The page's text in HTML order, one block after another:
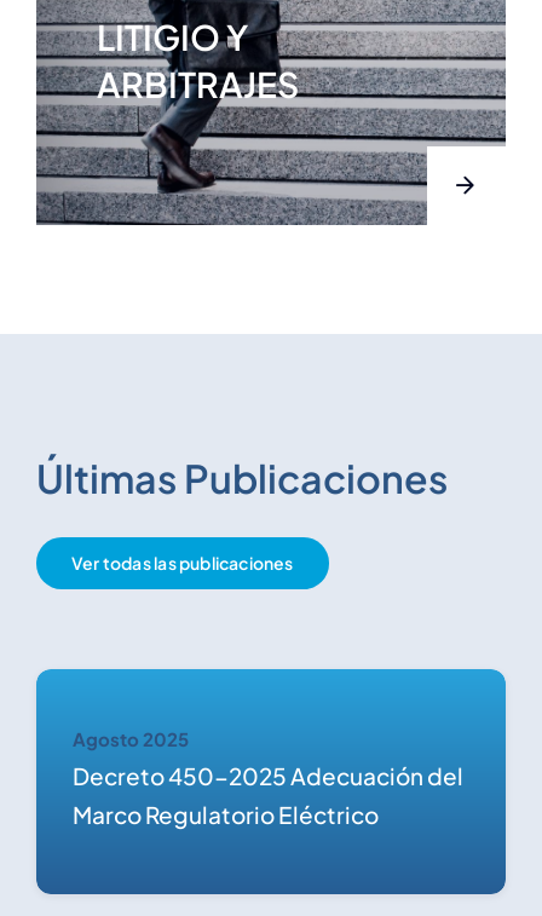
LITIGIO Y
ARBITRAJES
Últimas Publicaciones
Ver todas las publicaciones
Agosto 2025
Decreto 450-2025 Adecuación del
Marco Regulatorio Eléctrico